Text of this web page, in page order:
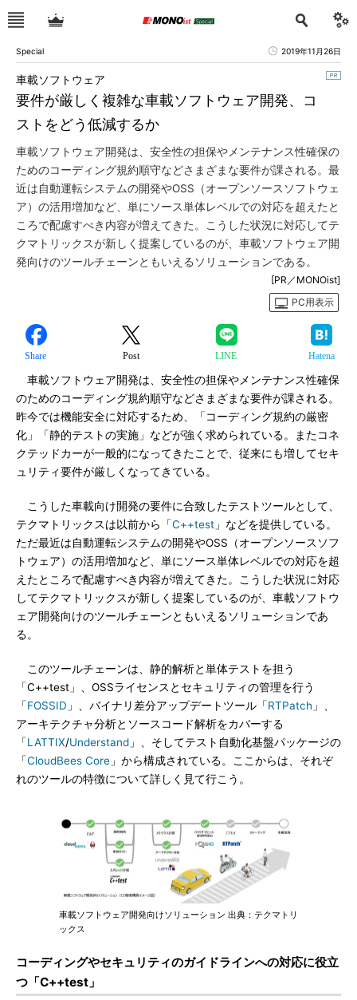
Special 2019年11月26日
要件が厳しく複雑な車載ソフトウェア開発、コ
ストをどう低減するか
車載ソフトウェア
車載ソフトウェア開発は、安全性の担保やメンテナンス性確保の
ためのコーディング規約順守などさまざまな要件が課される。最
近は自動運転システムの開発やOSS（オープンソースソフトウェ
ア）の活用増加など、単にソース単体レベルでの対応を超えたと
ころで配慮すべき内容が増えてきた。こうした状況に対応してテ
クマトリックスが新しく提案しているのが、車載ソフトウェア開
発向けのツールチェーンともいえるソリューションである。
[PR／MONOist]
PC用表示
Share Post LINE Hatena
車載ソフトウェア開発は、安全性の担保やメンテナンス性確保
のためのコーディング規約順守などさまざまな要件が課される。
昨今では機能安全に対応するため、「コーディング規約の厳密
化」「静的テストの実施」などが強く求められている。またコネ
クテッドカーが一般的になってきたことで、従来にも増してセキ
ュリティ要件が厳しくなってきている。
こうした車載向け開発の要件に合致したテストツールとして、
テクマトリックスは以前から「C++test 」などを提供している。
ただ最近は自動運転システムの開発やOSS（オープンソースソフ
トウェア）の活用増加など、単にソース単体レベルでの対応を超
えたところで配慮すべき内容が増えてきた。こうした状況に対応
してテクマトリックスが新しく提案しているのが、車載ソフトウ
ェア開発向けのツールチェーンともいえるソリューションであ
る。
このツールチェーンは、静的解析と単体テストを担う
「C++test」、OSSライセンスとセキュリティの管理を行う
「FOSSID 」、バイナリ差分アップデートツール「RTPatch 」、
アーキテクチャ分析とソースコード解析をカバーする
「LATTIX/Understand 」、そしてテスト自動化基盤パッケージの
「CloudBees Core 」から構成されている。ここからは、それぞ
れのツールの特徴について詳しく見て行こう。
車載ソフトウェア開発向けソリューション 出典：テクマトリ
ックス
コーディングやセキュリティのガイドラインへの対応に役立
つ「C++test」